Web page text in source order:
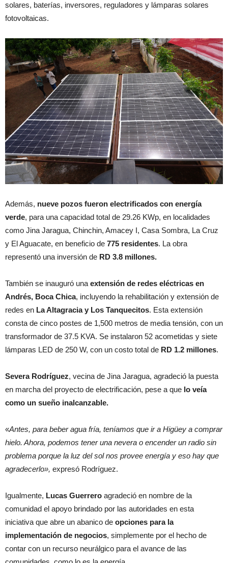
solares, baterías, inversores, reguladores y lámparas solares
fotovoltaicas.
Además, nueve pozos fueron electrificados con energía
verde, para una capacidad total de 29.26 KWp, en localidades
como Jina Jaragua, Chinchin, Amacey I, Casa Sombra, La Cruz
y El Aguacate, en beneficio de 775 residentes. La obra
representó una inversión de RD 3.8 millones.
También se inauguró una extensión de redes eléctricas en
Andrés, Boca Chica, incluyendo la rehabilitación y extensión de
redes en La Altagracia y Los Tanquecitos. Esta extensión
consta de cinco postes de 1,500 metros de media tensión, con un
transformador de 37.5 KVA. Se instalaron 52 acometidas y siete
lámparas LED de 250 W, con un costo total de RD 1.2 millones.
Severa Rodríguez, vecina de Jina Jaragua, agradeció la puesta
en marcha del proyecto de electrificación, pese a que lo veía
como un sueño inalcanzable.
«Antes, para beber agua fría, teníamos que ir a Higüey a comprar
hielo. Ahora, podemos tener una nevera o encender un radio sin
problema porque la luz del sol nos provee energía y eso hay que
agradecerlo», expresó Rodríguez.
Igualmente, Lucas Guerrero agradeció en nombre de la
comunidad el apoyo brindado por las autoridades en esta
iniciativa que abre un abanico de opciones para la
implementación de negocios, simplemente por el hecho de
contar con un recurso neurálgico para el avance de las